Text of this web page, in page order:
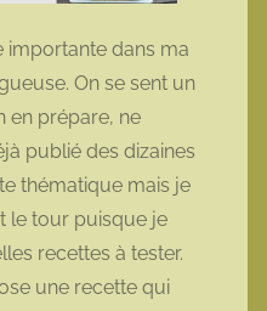
importante dans ma
On se sent un
en prépare, ne
publié des dizaines
thématique mais je
le tour puisque je
recettes à tester.
une recette qui